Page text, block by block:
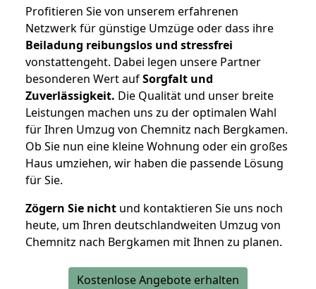
Profitieren Sie von unserem erfahrenen
Netzwerk für günstige Umzüge oder dass ihre
Beiladung reibungslos und stressfrei
vonstattengeht. Dabei legen unsere Partner
besonderen Wert aufSorgfalt und
Zuverlässigkeit. Die Qualität und unser breite
Leistungen machen uns zu der optimalen Wahl
für Ihren Umzug von Chemnitz nach Bergkamen.
Ob Sie nun eine kleine Wohnung oder ein großes
Haus umziehen, wir haben die passende Lösung
für Sie.
Zögern Sie nicht und kontaktieren Sie uns noch
heute, um Ihren deutschlandweiten Umzug von
Chemnitz nach Bergkamen mit Ihnen zu planen.
Kostenlose Angebote erhalten